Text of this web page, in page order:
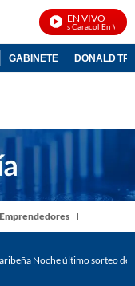
EN VIVO
Noticias Caracol En Vivo
GABINETE DONALD
Emprendedores
Noche último sorteo